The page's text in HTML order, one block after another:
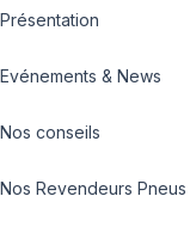
Présentation
Evénements & News
Nos conseils
Nos Revendeurs Pneus